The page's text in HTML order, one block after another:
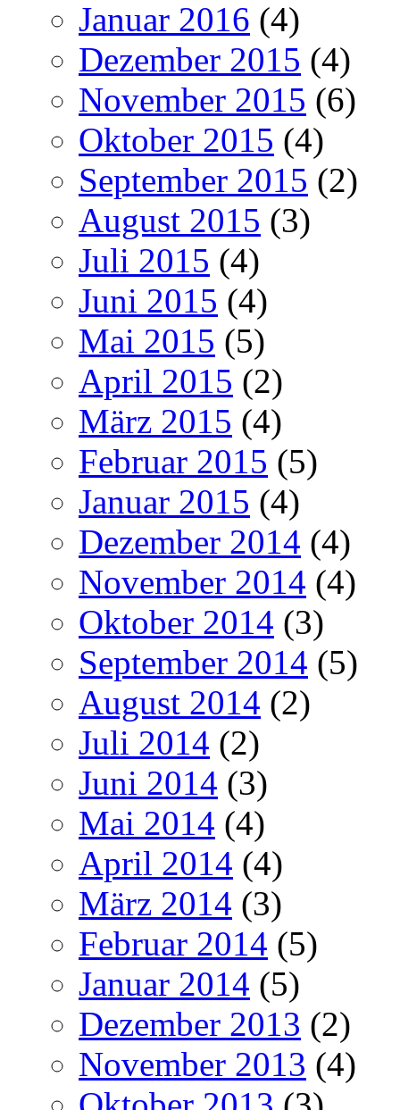
Januar 2016 (4)
Dezember 2015 (4)
November 2015 (6)
Oktober 2015 (4)
September 2015 (2)
August 2015 (3)
Juli 2015 (4)
Juni 2015 (4)
Mai 2015 (5)
April 2015 (2)
März 2015 (4)
Februar 2015 (5)
Januar 2015 (4)
Dezember 2014 (4)
November 2014 (4)
Oktober 2014 (3)
September 2014 (5)
August 2014 (2)
Juli 2014 (2)
Juni 2014 (3)
Mai 2014 (4)
April 2014 (4)
März 2014 (3)
Februar 2014 (5)
Januar 2014 (5)
Dezember 2013 (2)
November 2013 (4)